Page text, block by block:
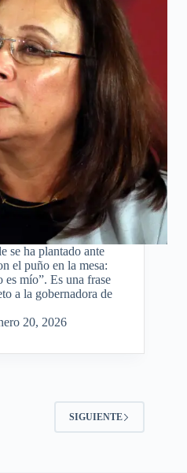
se ha plantado ante
el puño en la mesa:
es mío”. Es una frase
a la gobernadora de
20, 2026
SIGUIENTE